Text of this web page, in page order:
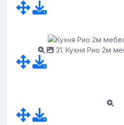
31. Кухня Рио 2м